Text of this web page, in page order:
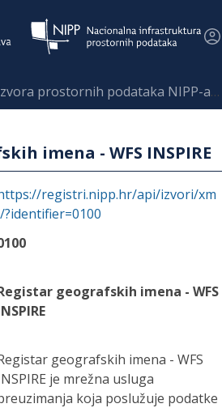
prostornih podataka NIPP-a
imena - WFS INSPIRE
registri.nipp.hr/api/izvori/xm
?identifier=0100
geografskih imena - WFS
geografskih imena - WFS
je mrežna usluga
koja poslužuje podatke